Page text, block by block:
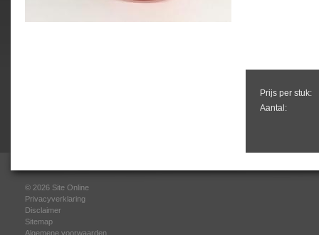
Prijs per stuk:
Aantal:
© 2026 Site Online
Privacyverklaring
Disclaimer
Sitemap
Algemene voorwaarden